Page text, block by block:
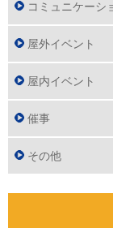
コミュニケーシ
屋外イベント
屋内イベント
催事
その他